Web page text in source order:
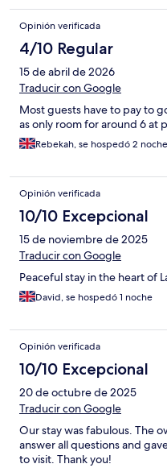
Opinión verificada
4/10 Regular
15 de abril de 2026
Traducir con Google
Most guests have to pay to
as only room for around 6 at
Rebekah, se hospedó 2
Opinión verificada
10/10 Excepcional
15 de noviembre de 2025
Traducir con Google
Peaceful stay in the heart of
David, se hospedó 1 noche
Opinión verificada
10/10 Excepcional
20 de octubre de 2025
Traducir con Google
Our stay was fabulous. The
answer all questions and
to visit. Thank you!